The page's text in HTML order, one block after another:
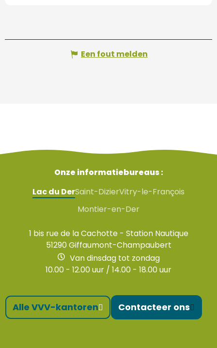
Een fout melden
Onze informatiebureaus :
Lac du DerSaint-DizierVitry-le-François
Montier-en-Der
1 bis rue de la Cachotte - Station Nautique
51290 Giffaumont-Champaubert
Van dinsdag tot zondag
10.00 - 12.00 uur / 14.00 - 18.00 uur
Alle VVV-kantoren Contacteer ons